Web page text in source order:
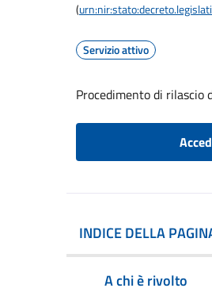
(
Servizio attivo
Procedimento di
INDICE DELLA
A chi è rivolto